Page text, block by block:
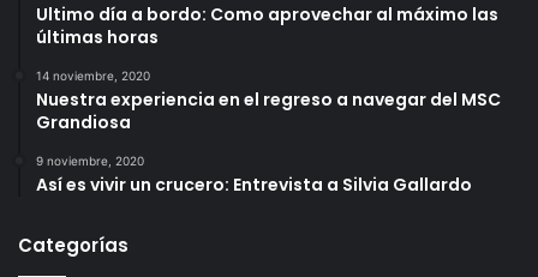
Ultimo día a bordo: Como aprovechar al máximo las
últimas horas
14 noviembre, 2020
Nuestra experiencia en el regreso a navegar del MSC
Grandiosa
9 noviembre, 2020
Así es vivir un crucero: Entrevista a Silvia Gallardo
Categorías